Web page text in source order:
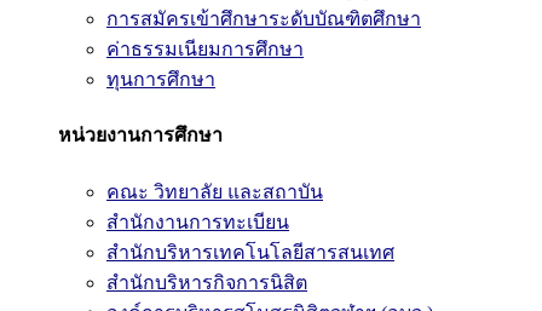
การสมัครเข้าศึกษาระดับบัณฑิตศึกษา
ค่าธรรมเนียมการศึกษา
ทุนการศึกษา
หน่วยงานการศึกษา
คณะ วิทยาลัย และสถาบัน
สำนักงานการทะเบียน
สำนักบริหารเทคโนโลยีสารสนเทศ
สำนักบริหารกิจการนิสิต